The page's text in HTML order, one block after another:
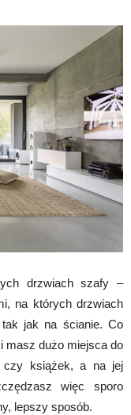
drzwiach szafy –
na których drzwiach
tak jak na ścianie. Co
masz dużo miejsca do
czy książek, a na jej
więc sporo
lepszy sposób.